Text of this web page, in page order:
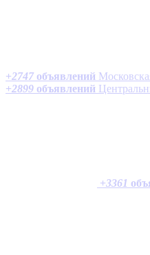
+2747 объявлений
+2899 объявлений
+3361